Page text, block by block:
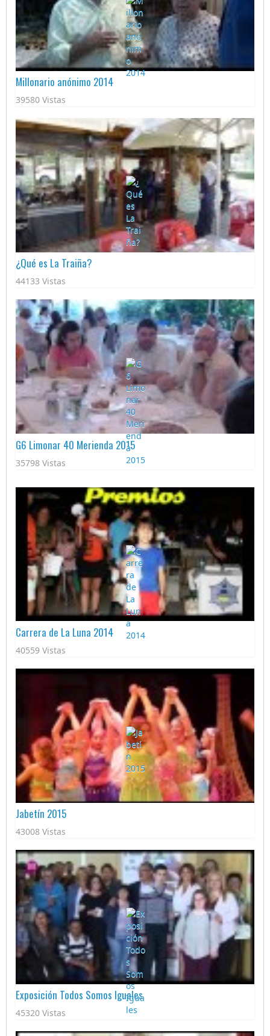
Millonario anónimo 2014
39580 Vistas
¿Qué es La Traiña?
44133 Vistas
G6 Limonar 40 Merienda 2015
35798 Vistas
Carrera de La Luna 2014
40559 Vistas
Jabetín 2015
43008 Vistas
Exposición Todos Somos Iguales
45320 Vistas